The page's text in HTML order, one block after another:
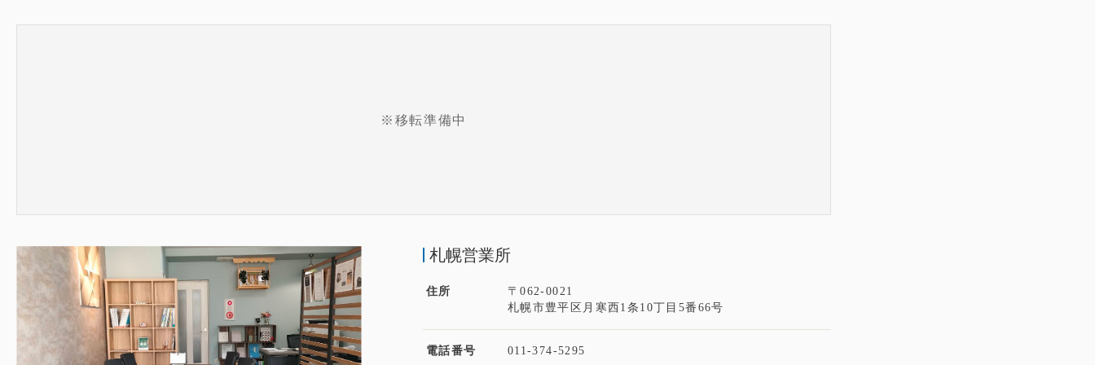
※移転準備中
札幌営業所
住所
〒062-0021
札幌市豊平区月寒西1条10丁目5番66号
電話番号 011-374-5295